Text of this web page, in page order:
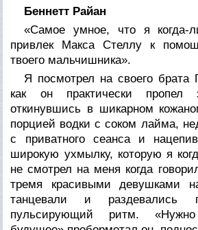
Беннетт Райан
«Самое умное, что я когда-
привлек Макса Стеллу к
твоего мальчишника».
Я посмотрел на своего брата
как он практически
откинувшись в шикарном
порцией водки с соком лайма,
с приватного сеанса и
широкую ухмылку, которую я
не смотрел на меня когда
тремя красивыми девушками
танцевали и раздевались
пульсирующий ритм.